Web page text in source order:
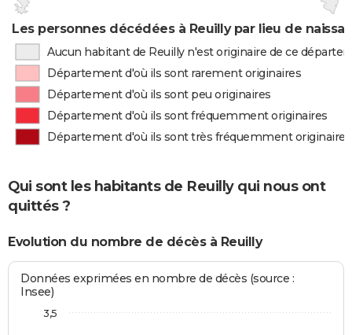
Les personnes décédées à Reuilly par lieu de
Aucun habitant de Reuilly n'est originaire de ce
Département d'où ils sont rarement originaires
Département d'où ils sont peu originaires
Département d'où ils sont fréquemment originaires
Département d'où ils sont très fréquemment originaires
Qui sont les habitants de Reuilly qui nous ont
quittés ?
Evolution du nombre de décès à Reuilly
Données exprimées en nombre de décès (source :
Insee)
3,5